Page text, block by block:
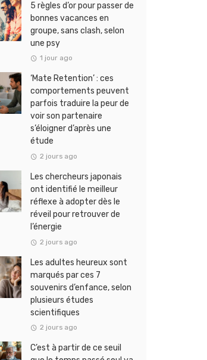
5 règles d’or pour passer de
bonnes vacances en
groupe, sans clash, selon
une psy
1 jour ago
‘Mate Retention’ : ces
comportements peuvent
parfois traduire la peur de
voir son partenaire
s’éloigner d’après une
étude
2 jours ago
Les chercheurs japonais
ont identifié le meilleur
réflexe à adopter dès le
réveil pour retrouver de
l’énergie
2 jours ago
Les adultes heureux sont
marqués par ces 7
souvenirs d’enfance, selon
plusieurs études
scientifiques
2 jours ago
C’est à partir de ce seuil